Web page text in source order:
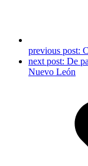
previous post:
next post: De
Nuevo León